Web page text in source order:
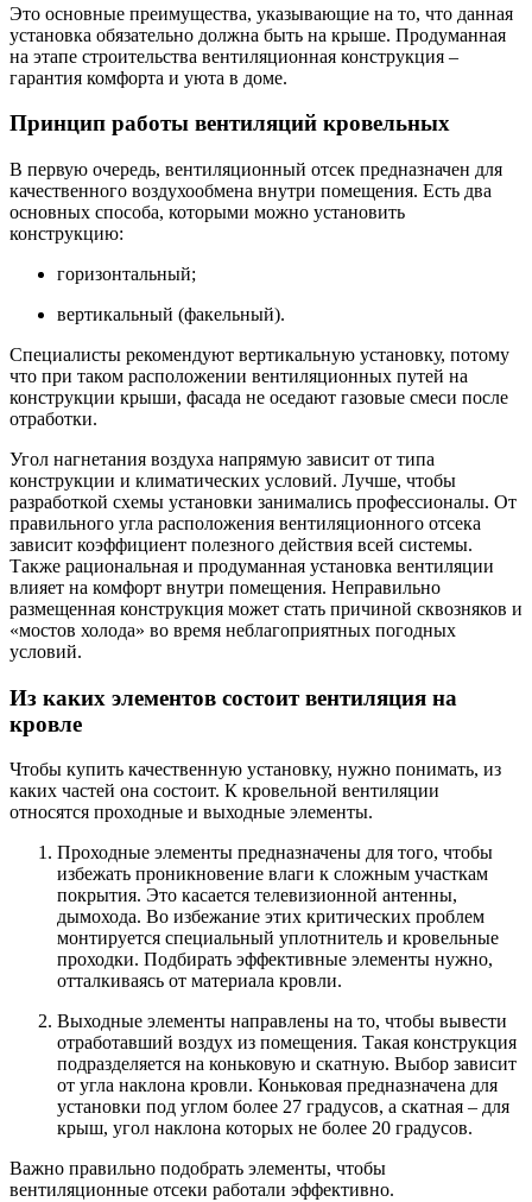
Это основные преимущества, указывающие на то, что данная
установка обязательно должна быть на крыше. Продуманная
на этапе строительства вентиляционная конструкция –
гарантия комфорта и уюта в доме.
Принцип работы вентиляций кровельных
В первую очередь, вентиляционный отсек предназначен для
качественного воздухообмена внутри помещения. Есть два
основных способа, которыми можно установить
конструкцию:
горизонтальный;
вертикальный (факельный).
Специалисты рекомендуют вертикальную установку, потому
что при таком расположении вентиляционных путей на
конструкции крыши, фасада не оседают газовые смеси после
отработки.
Угол нагнетания воздуха напрямую зависит от типа
конструкции и климатических условий. Лучше, чтобы
разработкой схемы установки занимались профессионалы. От
правильного угла расположения вентиляционного отсека
зависит коэффициент полезного действия всей системы.
Также рациональная и продуманная установка вентиляции
влияет на комфорт внутри помещения. Неправильно
размещенная конструкция может стать причиной сквозняков и
«мостов холода» во время неблагоприятных погодных
условий.
Из каких элементов состоит вентиляция на
кровле
Чтобы купить качественную установку, нужно понимать, из
каких частей она состоит. К кровельной вентиляции
относятся проходные и выходные элементы.
Проходные элементы предназначены для того, чтобы
избежать проникновение влаги к сложным участкам
покрытия. Это касается телевизионной антенны,
дымохода. Во избежание этих критических проблем
монтируется специальный уплотнитель и кровельные
проходки. Подбирать эффективные элементы нужно,
отталкиваясь от материала кровли.
Выходные элементы направлены на то, чтобы вывести
отработавший воздух из помещения. Такая конструкция
подразделяется на коньковую и скатную. Выбор зависит
от угла наклона кровли. Коньковая предназначена для
установки под углом более 27 градусов, а скатная – для
крыш, угол наклона которых не более 20 градусов.
Важно правильно подобрать элементы, чтобы
вентиляционные отсеки работали эффективно.